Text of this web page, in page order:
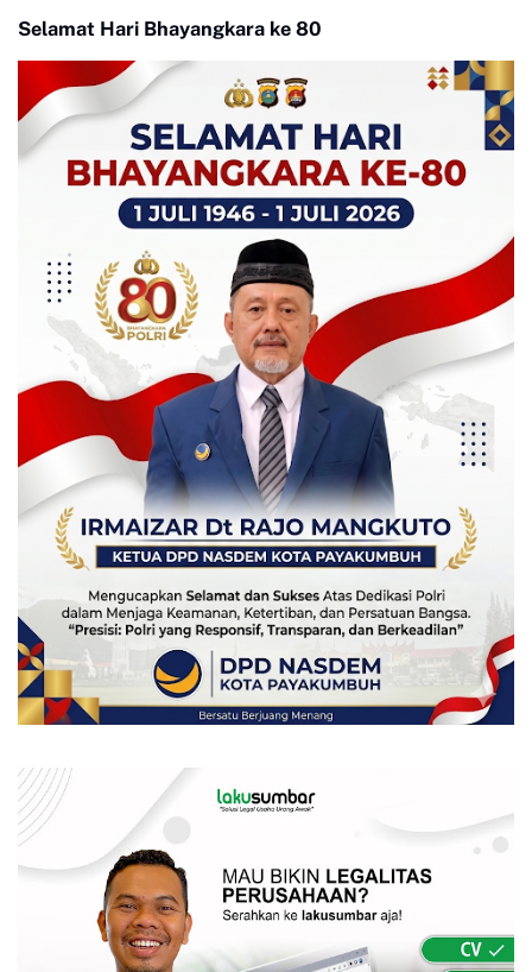
Selamat Hari Bhayangkara ke 80